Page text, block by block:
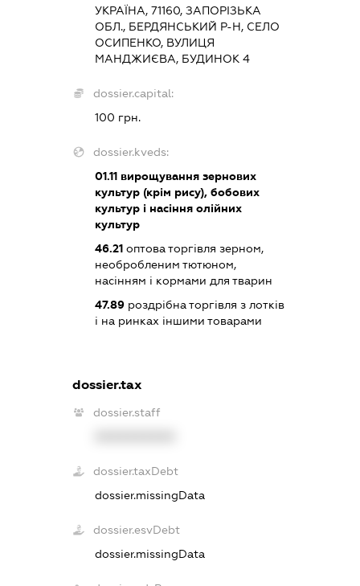
УКРАЇНА, 71160, ЗАПОРІЗЬКА
ОБЛ., БЕРДЯНСЬКИЙ Р-Н, СЕЛО
ОСИПЕНКО, ВУЛИЦЯ
МАНДЖИЄВА, БУДИНОК 4
dossier.capital:
100 грн.
dossier.kveds:
01.11вирощування зернових
культур (крім рису), бобових
культур і насіння олійних
культур
46.21оптова торгівля зерном,
необробленим тютюном,
насінням і кормами для тварин
47.89роздрібна торгівля з лотків
і на ринках іншими товарами
dossier.tax
dossier.staff
dossier.taxDebt
dossier.missingData
dossier.esvDebt
dossier.missingData